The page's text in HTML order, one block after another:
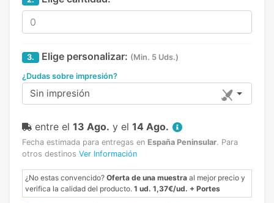
3. Elige personalizar: (Min. 5 Uds.)
¿Dudas sobre impresión?
Sin impresión
entre el 13 Ago. y el 14 Ago.
Fecha estimada para entregas en España Peninsular. Para
otros destinos Ver Información
¿No estas convencido? Oferta de una muestra al mejor precio y
verifica la calidad del producto. 1 ud. 1,37€/ud. + Portes